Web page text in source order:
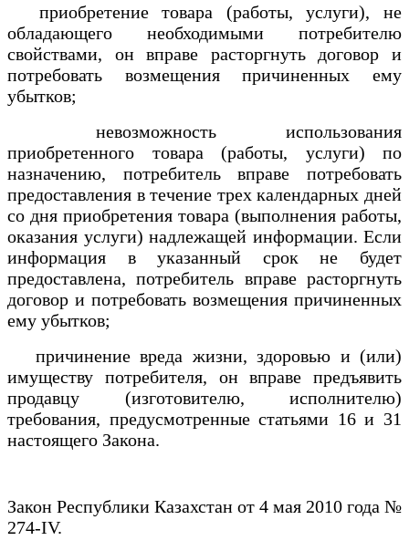
приобретение товара (работы, услуги), не
обладающего необходимыми потребителю
свойствами, он вправе расторгнуть договор и
потребовать возмещения причиненных ему
убытков;
невозможность использования
приобретенного товара (работы, услуги) по
назначению, потребитель вправе потребовать
предоставления в течение трех календарных дней
со дня приобретения товара (выполнения работы,
оказания услуги) надлежащей информации. Если
информация в указанный срок не будет
предоставлена, потребитель вправе расторгнуть
договор и потребовать возмещения причиненных
ему убытков;
причинение вреда жизни, здоровью и (или)
имуществу потребителя, он вправе предъявить
продавцу (изготовителю, исполнителю)
требования, предусмотренные статьями 16 и 31
настоящего Закона.
Закон Республики Казахстан от 4 мая 2010 года №
274-IV.